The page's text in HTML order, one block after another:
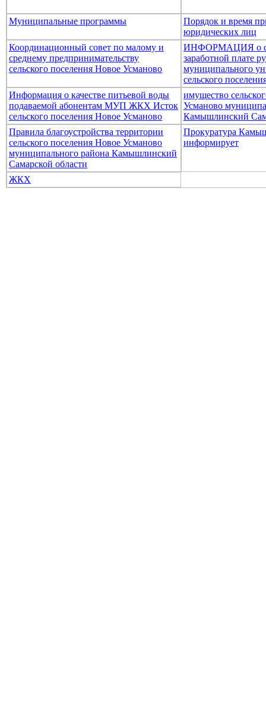
Муниципальные программы
Порядок и время
юридических лиц
Координационный совет по малому и
среднему предпринимательству
сельского поселения Новое Усманово
ИНФОРМАЦИЯ о
заработной плате
муниципального
сельского
Информация о качестве питьевой воды
подаваемой абонентам МУП ЖКХ Исток
сельского поселения Новое Усманово
имущество
Усманово
Камышлинский
Правила благоустройства территории
сельского поселения Новое Усманово
муниципального района Камышлинский
Самарской области
Прокуратура
информирует
ЖКХ